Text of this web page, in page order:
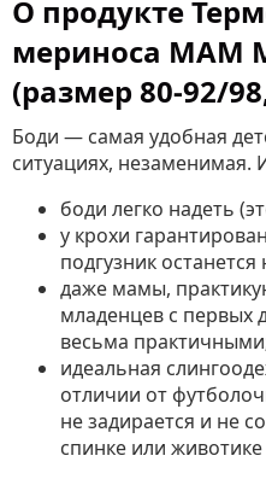
О продукте
мериноса MAM
(размер 80-92/
Боди — самая удобная
ситуациях, незаменимая.
боди легко надеть
у крохи
подгузник останется
даже мамы,
младенцев с первых
весьма
идеальная
отличии от
не задирается и не
спинке или